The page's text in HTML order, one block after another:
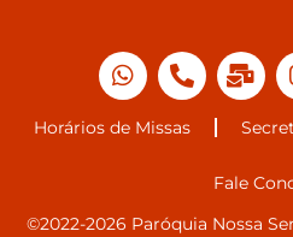
Horários de Missas
Fale
©2022-2026 Paróquia Nossa